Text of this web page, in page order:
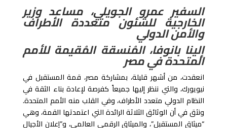
السفير عمرو الجويلي، مساعد وزير
الخارجية للشئون متعددة الأطراف
والأمن الدولي
إلينا بانوفا، المُنسقة المُقيمة للأمم
المتحدة في مصر
انعقدت، من أشهر قليلة، بمشاركة مصر، قمة المستقبل في
نيويورك، والتي ننظر إليها جميعاً كفرصة لإعادة بناء الثقة في
النظام الدولي متعدد الأطراف، وفي القلب منه الأمم المتحدة.
ونثق في أن الوثائق الثلاثة الرائدة التي اعتمدتها القمة، وهي
“ميثاق المستقبل”، والميثاق الرقمي العالمي، و”إعلان الأجيال